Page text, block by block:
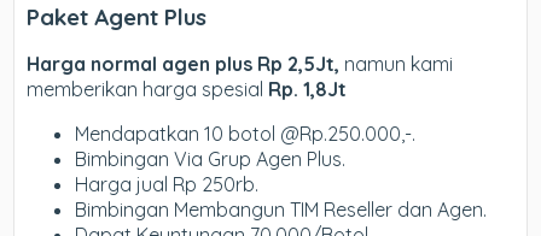
Paket Agent Plus
Harga normal agen plus Rp 2,5Jt, namun kami
memberikan harga spesial Rp. 1,8Jt
Mendapatkan 10 botol @Rp.250.000,-.
Bimbingan Via Grup Agen Plus.
Harga jual Rp 250rb.
Bimbingan Membangun TIM Reseller dan Agen.